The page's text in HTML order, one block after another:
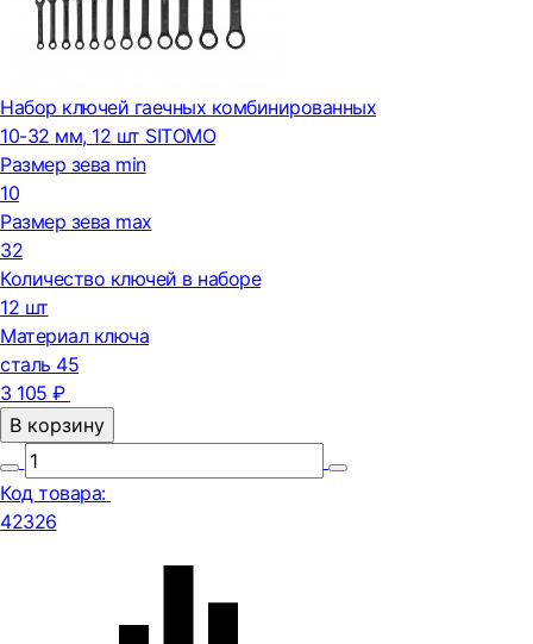
Набор ключей гаечных комбинированных
10-32 мм, 12 шт SITOMO
Размер зева min
10
Размер зева max
32
Количество ключей в наборе
12 шт
Материал ключа
сталь 45
3 105 ₽
В корзину
Код товара:
42326